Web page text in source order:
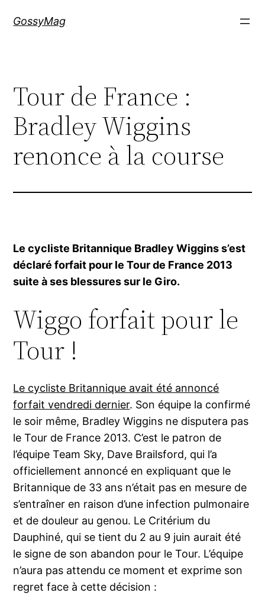
GossyMag
Tour de France :
Bradley Wiggins
renonce à la course
Le cycliste Britannique Bradley Wiggins s’est
déclaré forfait pour le Tour de France 2013
suite à ses blessures sur le Giro.
Wiggo forfait pour le
Tour !
Le cycliste Britannique avait été annoncé
forfait vendredi dernier. Son équipe la confirmé
le soir même, Bradley Wiggins ne disputera pas
le Tour de France 2013. C’est le patron de
l’équipe Team Sky, Dave Brailsford, qui l’a
officiellement annoncé en expliquant que le
Britannique de 33 ans n’était pas en mesure de
s’entraîner en raison d’une infection pulmonaire
et de douleur au genou. Le Critérium du
Dauphiné, qui se tient du 2 au 9 juin aurait été
le signe de son abandon pour le Tour. L’équipe
n’aura pas attendu ce moment et exprime son
regret face à cette décision :